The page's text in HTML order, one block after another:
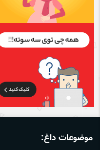
موضوعات داغ: